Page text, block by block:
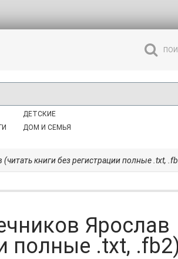
ДЕТСКИЕ
ДОМ И СЕМЬЯ
книги без регистрации полные .txt,
Ярослав
полные .txt,